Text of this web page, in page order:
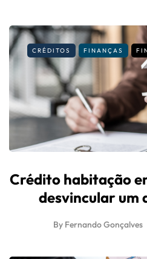
CRÉDITOS FINANÇAS
Crédito habitação
desvincular um
By Fernando Gonçalves